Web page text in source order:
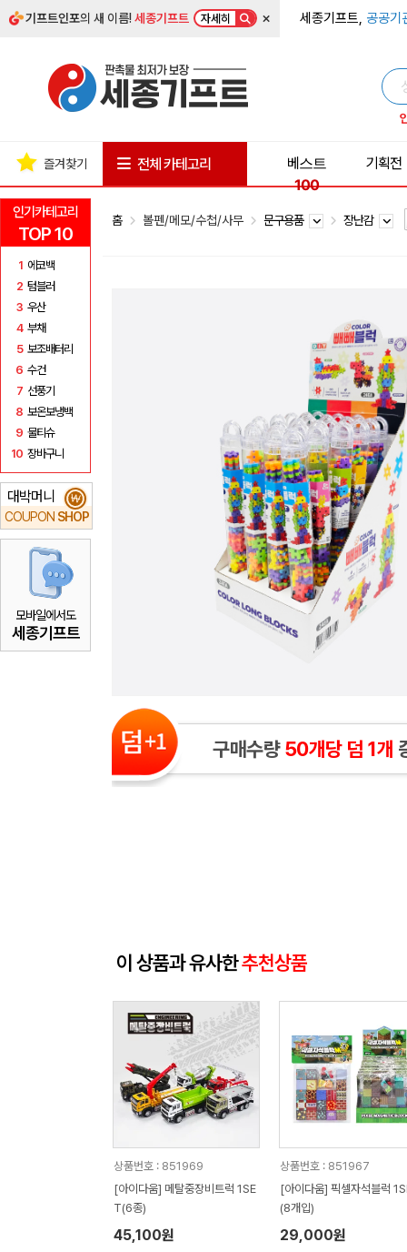
기프트인포의 새 이름!세종기프트 자세히 × 세종기프트, 공공기
인기카테고리
TOP 10
1 에코백
2 텀블러
3 우산
4 부채
5 보조배터리
6 수건
7 선풍기
8 보온보냉백
9 물티슈
10 장바구니
대박머니
COUPON SHOP
₩
모바일에서도
세종기프트
즐겨찾기 전체 카테고리
베스트
100
기획전
홈 볼펜/메모/수첩/사무 문구용품 장난감
구매수량50개당 덤 1개
이 상품과 유사한추천상품
상품번호 : 851969
[아이다움] 메탈중장비트럭 1SE
T(6종)
45,100원
상품번호 : 851967
[아이다움] 픽셀자석블럭
(8개입)
29,000원